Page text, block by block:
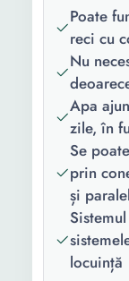
Numar
Capacitate
lichid:
Diametru
racord
Eficienta
colector (%):
Suprafata
absorbtie:
Poate
reci cu
Nu
Apa
zile, în
Se
prin
și paralel
locuință